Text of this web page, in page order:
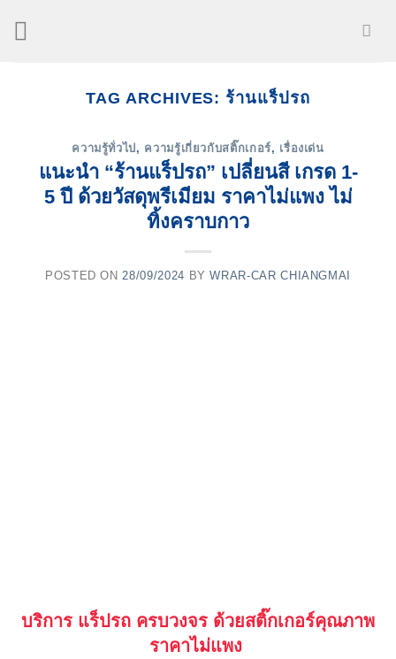
TAG ARCHIVES: ร้านแร็ปรถ
ความรู้ทั่วไป , ความรู้เกี่ยวกับสติ๊กเกอร์, เรื่องเด่น
แนะนำ “ร้านแร็ปรถ” เปลี่ยนสี เกรด 1-
5 ปี ด้วยวัสดุพรีเมียม ราคาไม่แพง ไม่
ทิ้งคราบกาว
POSTED ON28/09/2024 BYWRAR-CAR CHIANGMAI
บริการ แร็ปรถ ครบวงจร ด้วยสติ๊กเกอร์คุณภาพ
ราคาไม่แพง